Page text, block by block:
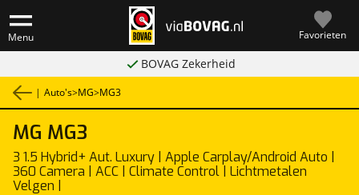
Menu Favorieten
BOVAG Zekerheid
| Auto's>MG>MG3
MG MG3
3 1.5 Hybrid+ Aut. Luxury | Apple Carplay/Android Auto |
360 Camera | ACC | Climate Control | Lichtmetalen
Velgen |